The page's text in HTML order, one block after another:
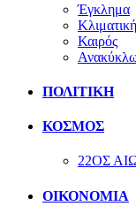
Έγκλημα
Καιρός
ΠΟΛΙΤΙΚΗ
ΚΟΣΜΟΣ
22ΟΣ
ΟΙΚΟΝΟΜΙΑ